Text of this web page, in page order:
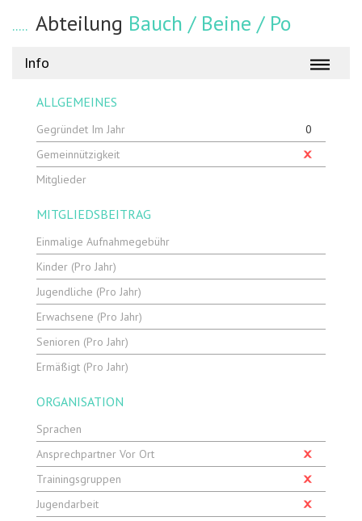
Abteilung Bauch / Beine / Po
Info
ALLGEMEINES
Gegründet Im Jahr
0
Gemeinnützigkeit
Mitglieder
MITGLIEDSBEITRAG
Einmalige Aufnahmegebühr
Kinder (pro Jahr)
Jugendliche (pro Jahr)
Erwachsene (pro Jahr)
Senioren (pro Jahr)
Ermäßigt (pro Jahr)
ORGANISATION
Sprachen
Ansprechpartner Vor Ort
Trainingsgruppen
Jugendarbeit